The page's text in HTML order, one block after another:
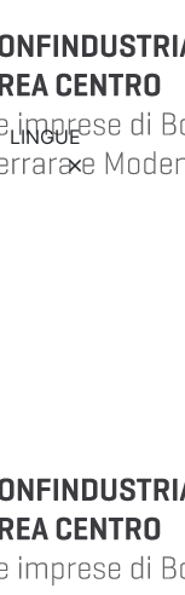
LINGUE